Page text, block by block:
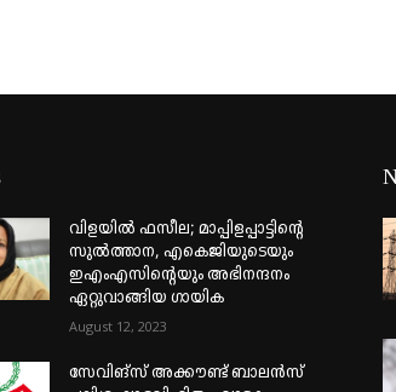
വിളയിൽ ഫസീല; മാപ്പിളപ്പാട്ടിന്റെ
സുൽത്താന, എകെജിയുടെയും
ഇഎംഎസിന്റെയും അഭിനന്ദനം
ഏറ്റുവാങ്ങിയ ഗായിക
August 12, 2023
സേവിങ്സ് അക്കൗണ്ട് ബാലൻസ്